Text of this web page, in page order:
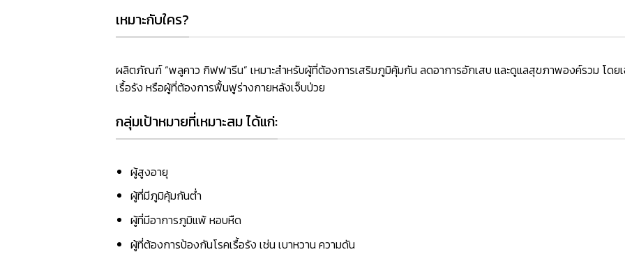
เหมาะกับใคร?
ผลิตภัณฑ์ “พลูคาว กิฟฟารีน” เหมาะสำหรับผู้ที่ต้องการเสริมภูมิคุ้มกัน ลดอาการอักเสบ และดูแลสุขภาพองค์รวม โดย
เรื้อรัง หรือผู้ที่ต้องการฟื้นฟูร่างกายหลังเจ็บป่วย
กลุ่มเป้าหมายที่เหมาะสม ได้แก่:
ผู้สูงอายุ
ผู้ที่มีภูมิคุ้มกันต่ำ
ผู้ที่มีอาการภูมิแพ้ หอบหืด
ผู้ที่ต้องการป้องกันโรคเรื้อรัง เช่น เบาหวาน ความดัน